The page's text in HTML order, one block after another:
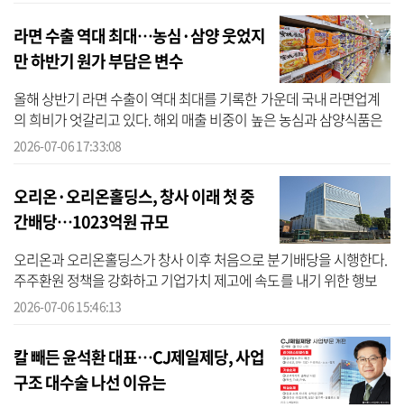
라면 수출 역대 최대…농심·삼양 웃었지
만 하반기 원가 부담은 변수
올해 상반기 라면 수출이 역대 최대를 기록한 가운데 국내 라면업계
의 희비가 엇갈리고 있다. 해외 매출 비중이 높은 농심과 삼양식품은
수출 호조에 힘입어 2분기 실적 개선이 예상되는 반면, 해외 비중이
2026-07-06 17:33:08
오리온·오리온홀딩스, 창사 이래 첫 중
간배당…1023억원 규모
오리온과 오리온홀딩스가 창사 이후 처음으로 분기배당을 시행한다.
주주환원 정책을 강화하고 기업가치 제고에 속도를 내기 위한 행보
다. 양사는 6일 각각 이사회를 열고 중간배당 실시 안건을 의결했다
2026-07-06 15:46:13
칼 빼든 윤석환 대표…CJ제일제당, 사업
구조 대수술 나선 이유는